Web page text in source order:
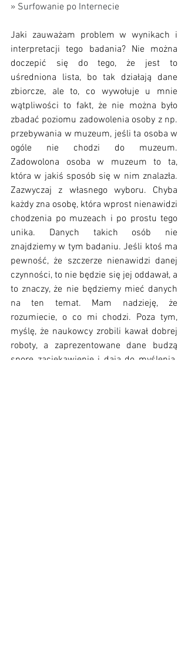
» Surfowanie po Internecie
Jaki zauważam problem w wynikach i
interpretacji tego badania? Nie można
doczepić się do tego, że jest to
uśredniona lista, bo tak działają dane
zbiorcze, ale to, co wywołuje u mnie
wątpliwości to fakt, że nie można było
zbadać poziomu zadowolenia osoby z np.
przebywania w muzeum, jeśli ta osoba w
ogóle nie chodzi do muzeum.
Zadowolona osoba w muzeum to ta,
która w jakiś sposób się w nim znalazła.
Zazwyczaj z własnego wyboru. Chyba
każdy zna osobę, która wprost nienawidzi
chodzenia po muzeach i po prostu tego
unika. Danych takich osób nie
znajdziemy w tym badaniu. Jeśli ktoś ma
pewność, że szczerze nienawidzi danej
czynności, to nie będzie się jej oddawał, a
to znaczy, że nie będziemy mieć danych
na ten temat. Mam nadzieję, że
rozumiecie, o co mi chodzi. Poza tym,
myślę, że naukowcy zrobili kawał dobrej
roboty, a zaprezentowane dane budzą
spore zaciekawienie i dają do myślenia.